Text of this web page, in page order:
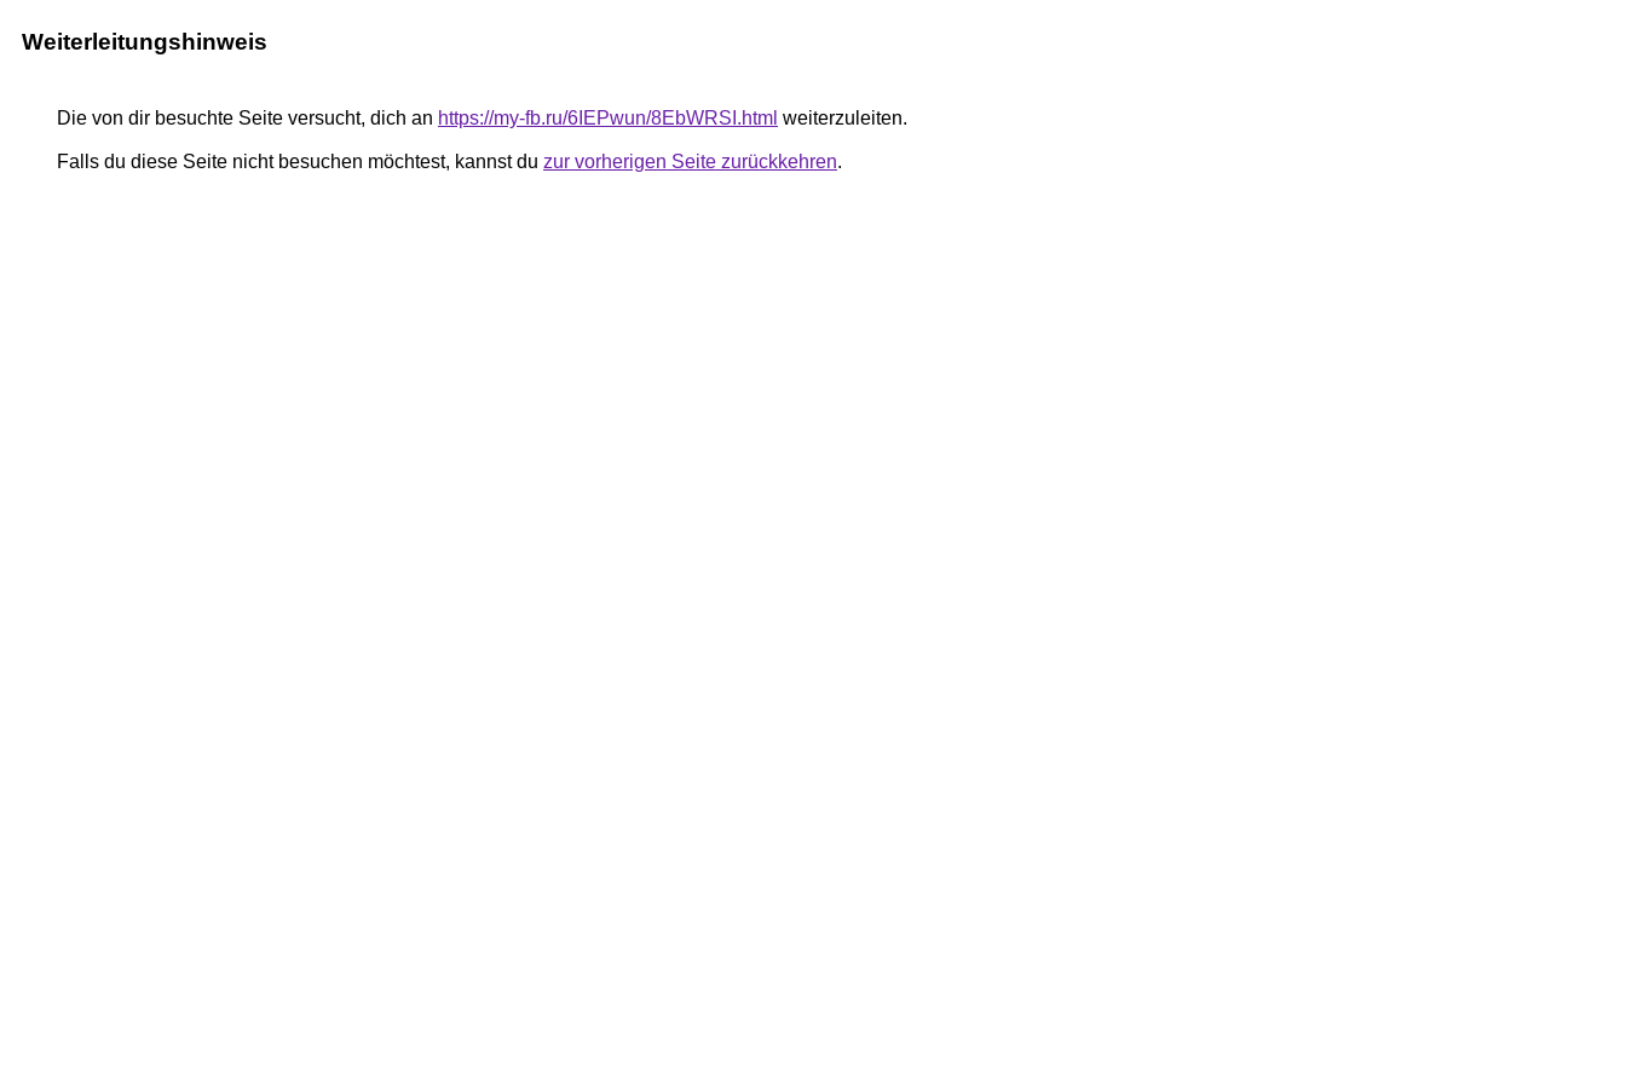
Weiterleitungshinweis
Die von dir besuchte Seite versucht, dich an https://my-fb.ru/6IEPwun/8EbWRSI.html weiterzuleiten.
Falls du diese Seite nicht besuchen möchtest, kannst du zur vorherigen Seite zurückkehren.